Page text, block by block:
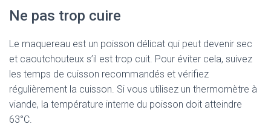
Ne pas trop cuire
Le maquereau est un poisson délicat qui peut devenir sec
et caoutchouteux s’il est trop cuit. Pour éviter cela, suivez
les temps de cuisson recommandés et vérifiez
régulièrement la cuisson. Si vous utilisez un thermomètre à
viande, la température interne du poisson doit atteindre
63°C.